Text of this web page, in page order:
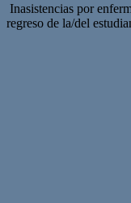
Inasistencias por
regreso de la/del